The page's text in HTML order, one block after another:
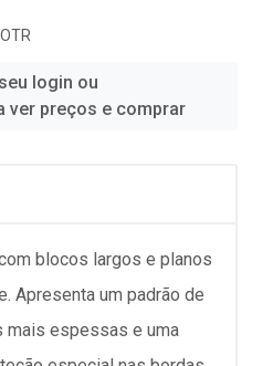
login ou
ver preços e comprar
blocos largos e planos
Apresenta um padrão de
mais espessas e uma